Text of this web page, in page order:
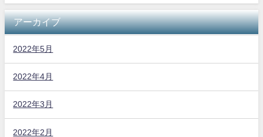
アーカイブ
2022年5月
2022年4月
2022年3月
2022年2月